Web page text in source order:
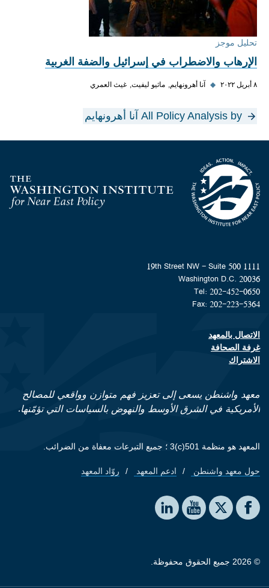
تحليل موجز
الإرهاب والاضطراب في إسرائيل والضفة الغربية
٨ أبريل ٢٠٢٢ ◆ آنا أهرونهايم ماثيو ليفيت غيث العمري
All Policy Analysis by آنا أهرونهايم
Homepage
1111 19th Street NW - Suite 500
Washington D.C. 20036
Tel: 202-452-0650
Fax: 202-223-5364
Footer contact links
الاتصال بالمعهد
غرفة الصحافة
الاشتراك
معهد واشنطن يسعى إلى تعزيز فهم متوازن وواقعي للمصالح
الأمريكية في الشرق الأوسط والنهوض بالسياسات التي تؤمّنها.
المعهد هو منظمة 501(c)3 ؛ جميع التبرعات معفاة من الضرائب.
Footer quick links
حول معهد واشنطن ادعم المعهد روّاد المعهد
Social media
The Washington Institute on Facebook
The Washington Institute on X
The Washington Institute on YouTube
The Washington Institute on LinkedIn
© 2026 جميع الحقوق محفوظة.